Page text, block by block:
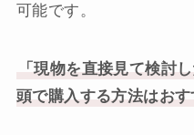
可能です。
「現物を直接見て検討
頭で購入する方法はおす